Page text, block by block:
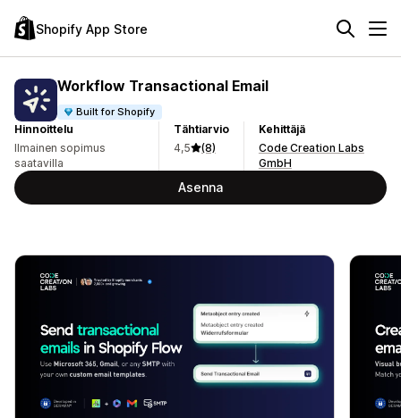
Shopify App Store
Workflow Transactional Email
Built for Shopify
Hinnoittelu
Ilmainen sopimus
saatavilla
Tähtiarvio
4,5
(8)
Kehittäjä
Code Creation Labs
GmbH
Asenna